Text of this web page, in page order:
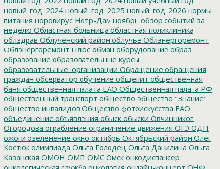
новый_год_2024 новый_год_2025 новый_год_2026 нормы
питания норовирус Нотр-Дам ноябрь обзор событий за
неделю Областная больница областная поликлиника
облздрав Облученский район облучье Облэнергоремонт
Облэнергоремонт Плюс обман оборудование образ
образование образовательные курсы
образовательные_организации Обращение обращения
граждан обсерватор обучение общепит общественная
баня общественная палата ЕАО Общественная палата РФ
общественный транспорт общество общество "Знание"
общество инвалидов Общество фотоискусства ЕАО
объединение объявления обыск обыски Овчинников
Огородова ограбление ограничение движения ОГЭ ОДН
ожоги озеленение окно октябрь Октябрьский район Олег
Костюк олимпиада Ольга Голодец Ольга Данилина Ольга
Казанская ОМОН ОМП ОМС Омск онкодиспансер
онкологическая служба онкология онлайн-концерт ОНФ